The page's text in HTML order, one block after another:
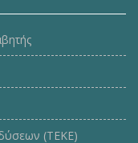
(ΤΕΚE)